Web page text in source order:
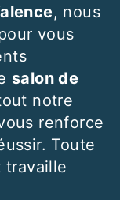
, nous
vous
salon de
notre
renforce
Toute
travaille